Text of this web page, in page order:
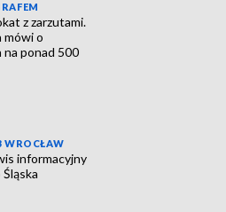
z zarzutami.
mówi o
ponad 500
WROCŁAW
informacyjny